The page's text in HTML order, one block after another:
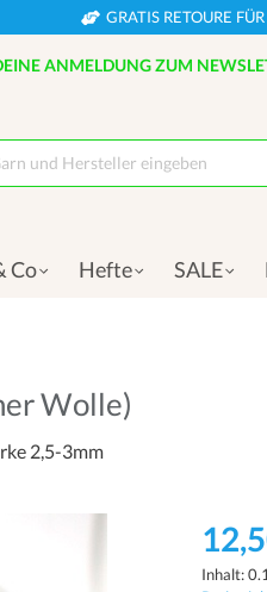
GRATIS RETOURE
ANMELDUNG ZUM
Co Hefte SALE
Wolle)
2,5-3mm
Inhalt: